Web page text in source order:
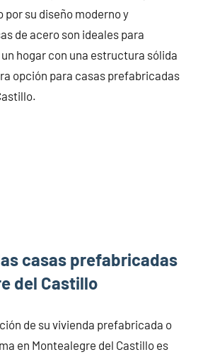
su diseño moderno y
de acero son ideales para
hogar con una estructura sólida
opción para casas prefabricadas
casas prefabricadas
del Castillo
de su vivienda prefabricada o
en Montealegre del Castillo es